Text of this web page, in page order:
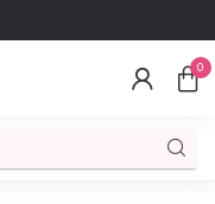
0